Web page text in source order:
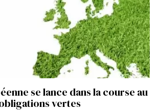
se lance dans la course au
vertes